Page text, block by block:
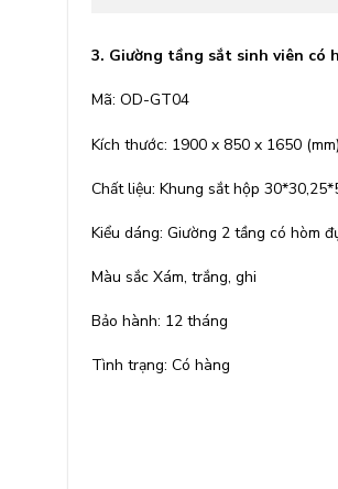
3. Giường tầng sắt sinh viên có
Mã: OD-GT04
Kích thước: 1900 x 850 x 1650 (mm)
Chất liệu: Khung sắt hộp
Kiểu dáng: Giường 2 tầng có hòm
Màu sắc Xám, trắng, ghi
Bảo hành: 12 tháng
Tình trạng: Có hàng